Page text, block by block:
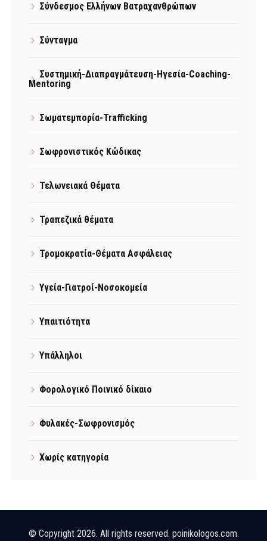
Σύνδεσμος Ελλήνων Βατραχανθρώπων
Σύνταγμα
Συστημική-Διαπραγμάτευση-Ηγεσία-Coaching-
Mentoring
Σωματεμπορία-Trafficking
Σωφρονιστικός Κώδικας
Τελωνειακά Θέματα
Τραπεζικά θέματα
Τρομοκρατία-Θέματα Ασφάλειας
Υγεία-Γιατροί-Νοσοκομεία
Υπαιτιότητα
Υπάλληλοι
Φορολογικό Ποινικό δίκαιο
Φυλακές-Σωφρονισμός
Χωρίς κατηγορία
© Copyright 2026. All rights reserved. poinikologos.com.